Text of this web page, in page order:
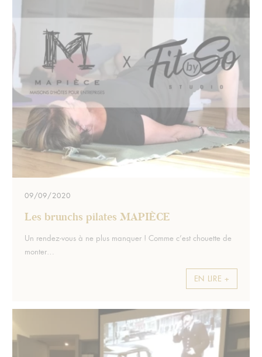
Les brunchs pilates MAPIÈCE
09/09/2020
Extrait :
Un rendez-vous à ne plus manquer ! Comme c’est chouette de
monter…
EN LIRE +